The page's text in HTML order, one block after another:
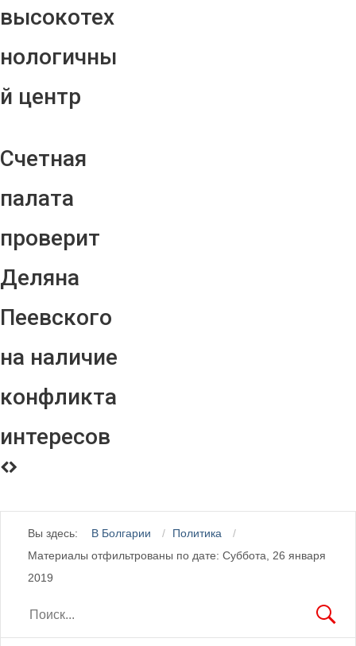
высокотех
нологичны
й центр
Счетная
палата
проверит
Деляна
Пеевского
на наличие
конфликта
интересов
Вы здесь: В Болгарии
Политика
Материалы отфильтрованы по дате: Суббота, 26 января
2019